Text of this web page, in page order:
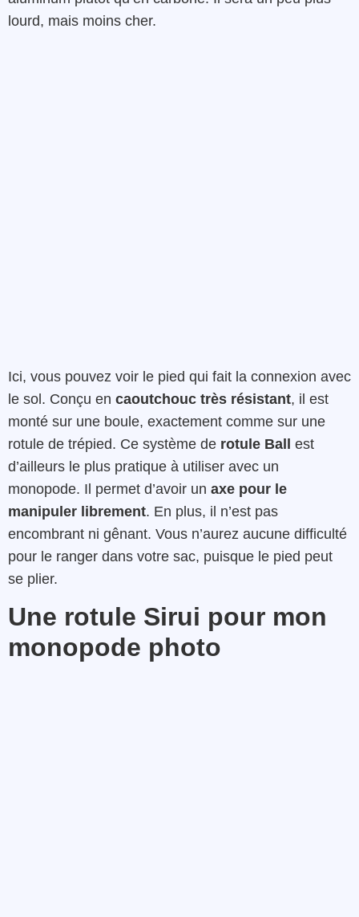
lourd, mais moins cher.
Ici, vous pouvez voir le pied qui fait la connexion avec
le sol. Conçu en caoutchouc très résistant, il est
monté sur une boule, exactement comme sur une
rotule de trépied. Ce système de rotule Ball
est
d’ailleurs le plus pratique à utiliser avec un
monopode. Il permet d’avoir un axe pour le
manipuler librement. En plus, il n’est pas
encombrant ni gênant. Vous n’aurez aucune difficulté
pour le ranger dans votre sac, puisque le pied peut
se plier.
Une rotule Sirui pour mon
monopode photo